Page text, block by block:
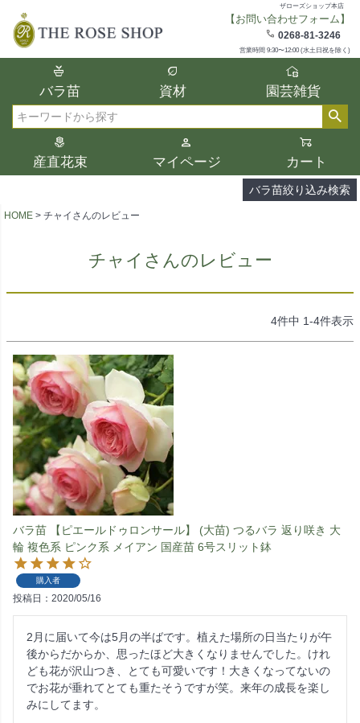
ザローズショップ本店
【お問い合わせフォーム】
0268-81-3246
営業時間 9:30〜12:00 (水土日祝を除く)
バラ苗 資材 園芸雑貨
産直花束 マイページ カート
バラ苗絞り込み検索
在庫
在庫ありのみ表示
検索
複数の条件を選択して絞り込み検索が可能
選択した項目全てに該当する品種のみ検索
結果に表示されます。
タイプ、カラー、ブランドなどは1つずつ選
択してください。
HOME チャイさんのレビュー
チャイさんのレビュー
4件中 1-4件表示
バラ苗 【ピエールドゥロンサール】 (大苗) つるバラ 返り咲き 大
輪 複色系 ピンク系 メイアン 国産苗 6号スリット鉢
購入者
投稿日 2020/05/16
2月に届いて今は5月の半ばです。植えた場所の日当たりが午
後からだからか、思ったほど大きくなりませんでした。けれ
ども花が沢山つき、とても可愛いです！大きくなってないの
でお花が垂れてとても重たそうですが笑。来年の成長を楽し
みにしてます。